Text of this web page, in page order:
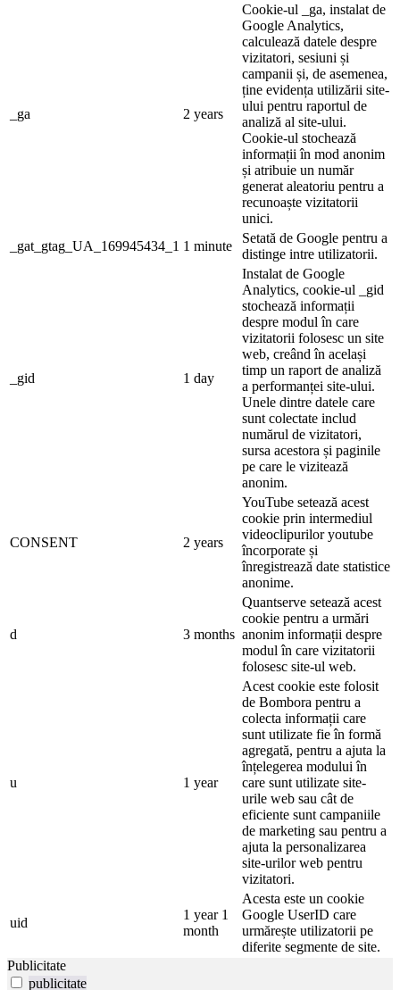
_ga 2 years
Cookie-ul _ga, instalat de
Google Analytics,
calculează datele despre
vizitatori, sesiuni și
campanii și, de asemenea,
ține evidența utilizării site-
ului pentru raportul de
analiză al site-ului.
Cookie-ul stochează
informații în mod anonim
și atribuie un număr
generat aleatoriu pentru a
recunoaște vizitatorii
unici.
_gat_gtag_UA_169945434_1 1 minute
Setată de Google pentru a
distinge intre utilizatorii.
_gid 1 day
Instalat de Google
Analytics, cookie-ul _gid
stochează informații
despre modul în care
vizitatorii folosesc un site
web, creând în același
timp un raport de analiză
a performanței site-ului.
Unele dintre datele care
sunt colectate includ
numărul de vizitatori,
sursa acestora și paginile
pe care le vizitează
anonim.
CONSENT 2 years
YouTube setează acest
cookie prin intermediul
videoclipurilor youtube
încorporate și
înregistrează date statistice
anonime.
d 3 months
Quantserve setează acest
cookie pentru a urmări
anonim informații despre
modul în care vizitatorii
folosesc site-ul web.
u 1 year
Acest cookie este folosit
de Bombora pentru a
colecta informații care
sunt utilizate fie în formă
agregată, pentru a ajuta la
înțelegerea modului în
care sunt utilizate site-
urile web sau cât de
eficiente sunt campaniile
de marketing sau pentru a
ajuta la personalizarea
site-urilor web pentru
vizitatori.
uid
1 year 1
month
Acesta este un cookie
Google UserID care
urmărește utilizatorii pe
diferite segmente de site.
Publicitate
publicitate